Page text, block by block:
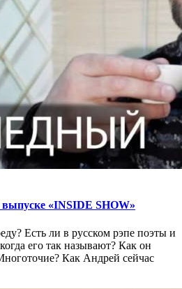
«INSIDE SHOW»
Есть ли в русском рэпе поэты и
его так называют? Как он
Как Андрей сейчас